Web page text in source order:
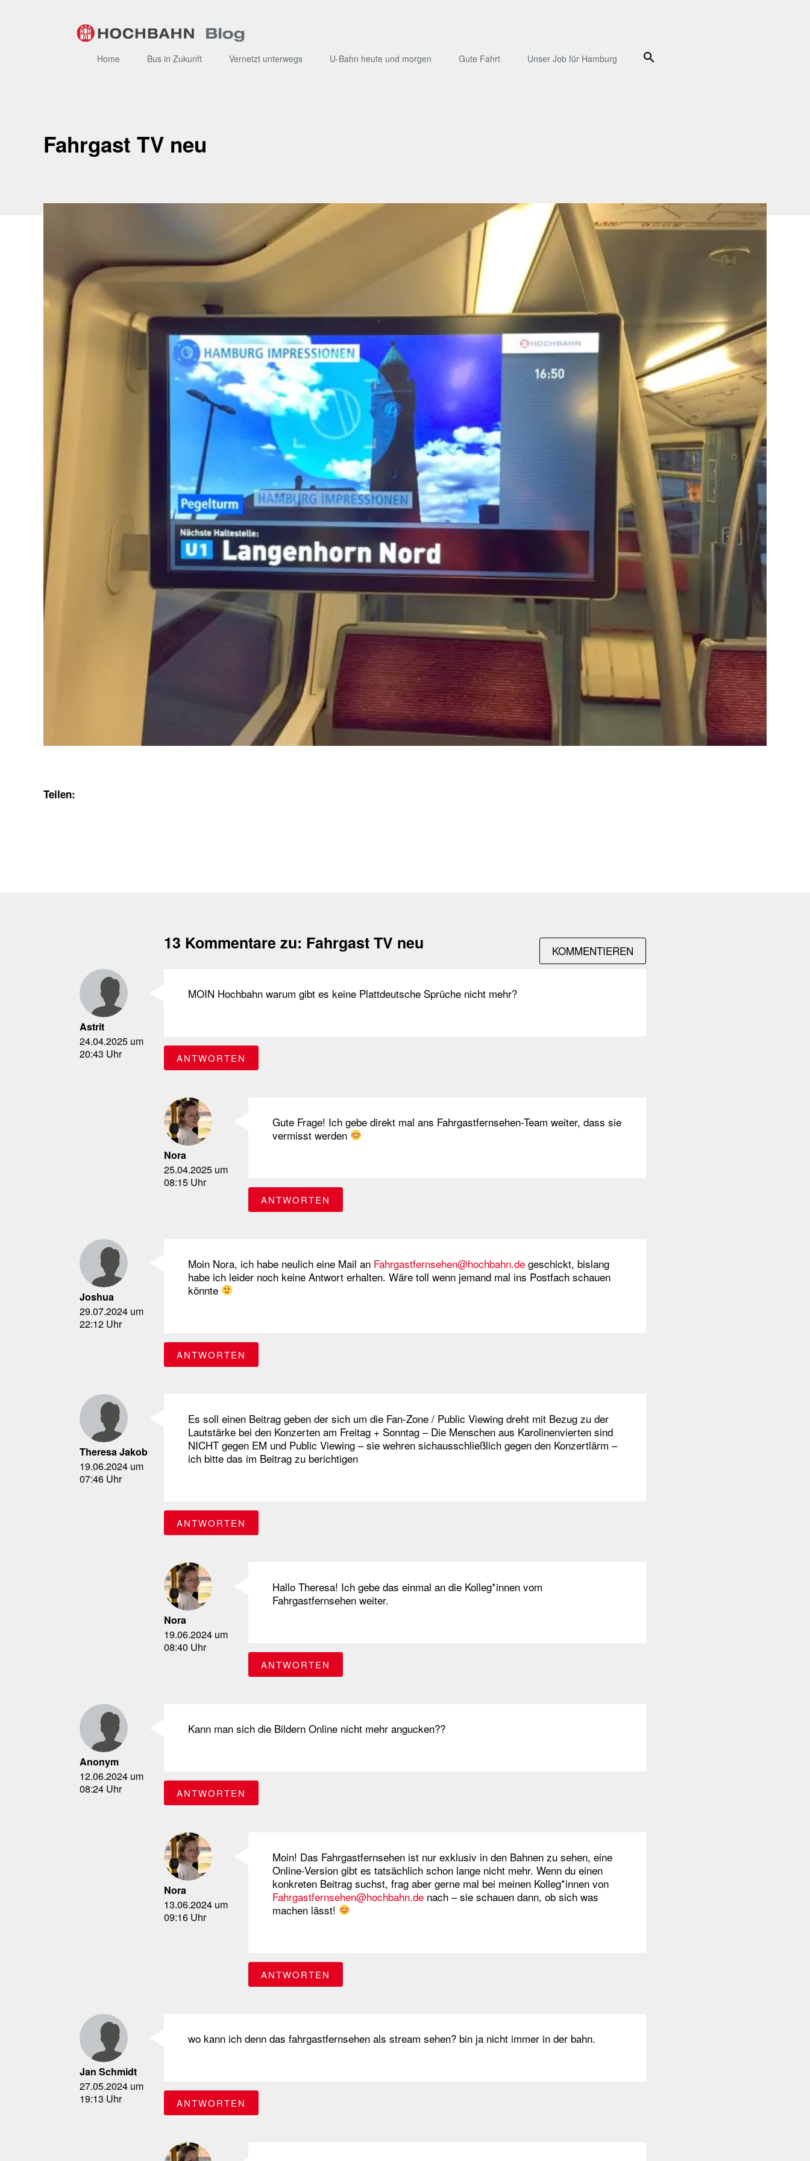
Home Bus in Zukunft Vernetzt unterwegs U-Bahn heute und morgen Gute Fahrt Unser Job für Hamburg Suche
Fahrgast TV neu
Teilen:
KOMMENTIEREN
13 Kommentare zu: Fahrgast TV neu
Astrit
24.04.2025 um
20:43 Uhr
MOIN Hochbahn warum gibt es keine Plattdeutsche Sprüche nicht mehr?
ANTWORTEN
Nora
25.04.2025 um
08:15 Uhr
Gute Frage! Ich gebe direkt mal ans Fahrgastfernsehen-Team weiter, dass sie
vermisst werden
ANTWORTEN
Joshua
29.07.2024 um
22:12 Uhr
Moin Nora, ich habe neulich eine Mail an Fahrgastfernsehen@hochbahn.de geschickt, bislang
habe ich leider noch keine Antwort erhalten. Wäre toll wenn jemand mal ins Postfach schauen
könnte
ANTWORTEN
Theresa Jakob
19.06.2024 um
07:46 Uhr
Es soll einen Beitrag geben der sich um die Fan-Zone / Public Viewing dreht mit Bezug zu der
Lautstärke bei den Konzerten am Freitag + Sonntag – Die Menschen aus Karolinenvierten sind
NICHT gegen EM und Public Viewing – sie wehren sichausschließlich gegen den Konzertlärm –
ich bitte das im Beitrag zu berichtigen
ANTWORTEN
Nora
19.06.2024 um
08:40 Uhr
Hallo Theresa! Ich gebe das einmal an die Kolleg*innen vom
Fahrgastfernsehen weiter.
ANTWORTEN
Anonym
12.06.2024 um
08:24 Uhr
Kann man sich die Bildern Online nicht mehr angucken??
ANTWORTEN
Nora
13.06.2024 um
09:16 Uhr
Moin! Das Fahrgastfernsehen ist nur exklusiv in den Bahnen zu sehen, eine
Online-Version gibt es tatsächlich schon lange nicht mehr. Wenn du einen
konkreten Beitrag suchst, frag aber gerne mal bei meinen Kolleg*innen von
Fahrgastfernsehen@hochbahn.de nach – sie schauen dann, ob sich was
machen lässt!
ANTWORTEN
Jan Schmidt
27.05.2024 um
19:13 Uhr
wo kann ich denn das fahrgastfernsehen als stream sehen? bin ja nicht immer in der bahn.
ANTWORTEN